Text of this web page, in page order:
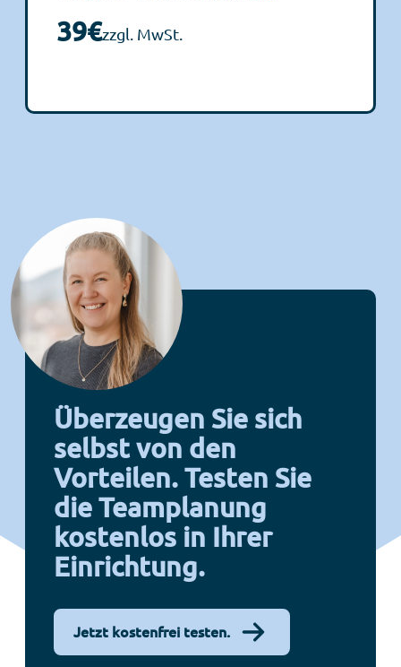
39€zzgl. MwSt.
Überzeugen Sie sich
selbst von den
Vorteilen. Testen Sie
die Teamplanung
kostenlos in Ihrer
Einrichtung.
Jetzt kostenfrei testen.